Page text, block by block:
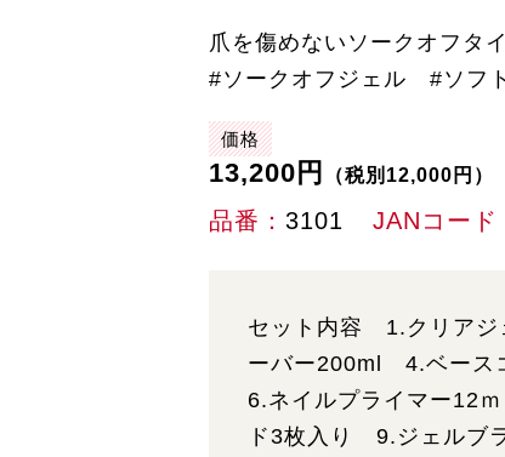
爪を傷めないソークオフタ
#ソークオフジェル #ソフ
価格
13,200円 （税別12,000円）
品番 3101 JANコード
セット内容 1.クリア
ーバー200ml 4.ベー
6.ネイルプライマー12
ド3枚入り 9.ジェルブ